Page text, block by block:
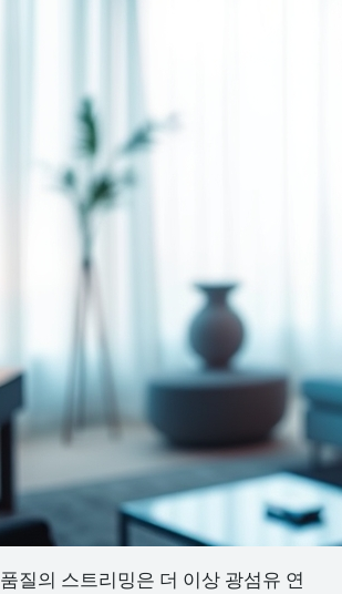
질의 스트리밍은 더 이상 광섬유 연